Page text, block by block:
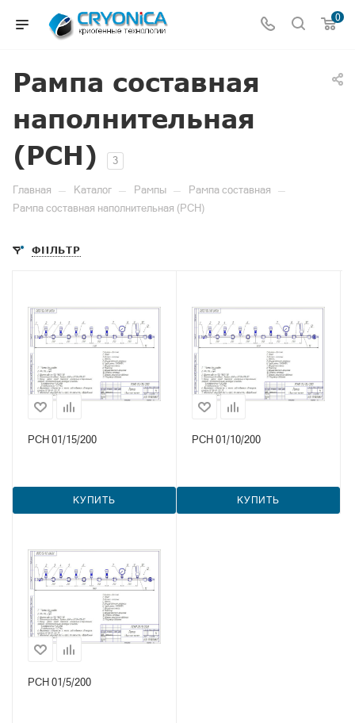
0
Рампа составная
наполнительная
(РСН)
3
Главная — Каталог — Рампы — Рампа составная —
Рампа составная наполнительная (РСН)
ФИЛЬТР
РСН 01/15/200
КУПИТЬ
РСН 01/10/200
КУПИТЬ
РСН 01/5/200